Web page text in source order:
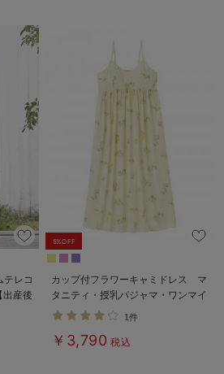
テレコ
出産後
5%OFF
カップ付フラワーキャミドレス マ
タニティ・授乳パジャマ・ワンマイ
ル・ホームウェア・大きいサイズ
1件
￥3,790 税込